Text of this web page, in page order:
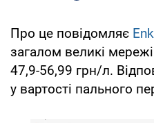
Про це повідомляє
загалом великі
47,9-56,99 грн/л.
у вартості пального